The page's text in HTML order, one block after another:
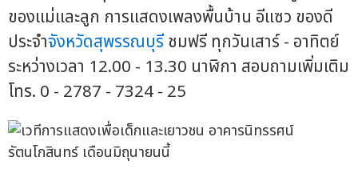
ของแม่และลูก การแสดงเพลงพื้นบ้าน อีแซว ของดี
ประจำจังหวัดสุพรรณบุรีชมฟรี ทุกวันเสาร์ - อาทิตย์
ระหว่างเวลา 12.00 - 13.30 นาฬิกา สอบถามเพิ่มเติม
โทร. 0 - 2787 - 7324 - 25